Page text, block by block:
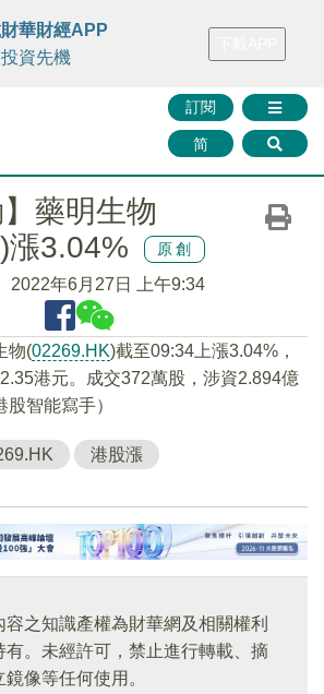
FINMETA 財華證券 媒體矩陣
訂閱
简
華財經APP
資先機
】藥明生物
漲3.04%
原創
2022年6月27日 上午9:34
物(02269.HK)截至09:34上漲3.04%，
港元。成交372萬股，涉資2.894億
智能寫手）
港股漲
容之知識產權為財華網及相關權利
有。未經許可，禁止進行轉載、摘
像等任何使用。